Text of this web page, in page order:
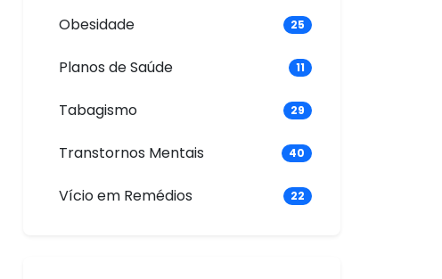
Obesidade 25
Planos de Saúde 11
Tabagismo 29
Transtornos Mentais 40
Vício em Remédios 22